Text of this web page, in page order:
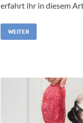
erfahrt ihr in diesem
WEITER